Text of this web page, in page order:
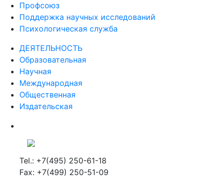
Профсоюз
Поддержка научных исследований
Психологическая служба
ДЕЯТЕЛЬНОСТЬ
Образовательная
Научная
Международная
Общественная
Издательская
Tel.: +7(495) 250-61-18
Fax: +7(499) 250-51-09